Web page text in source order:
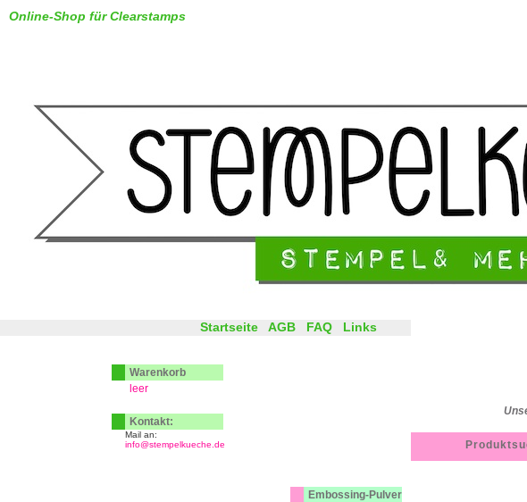
Online-Shop für Clearstamps
Embossing-Pulver
Startseite AGB FAQ Links
Warenkorb
leer
Kontakt:
Mail an:
info@stempelkueche.de